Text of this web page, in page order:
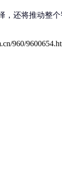
还将推动整
960/